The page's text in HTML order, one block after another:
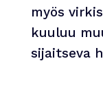
myös
kuuluu
sijaitseva